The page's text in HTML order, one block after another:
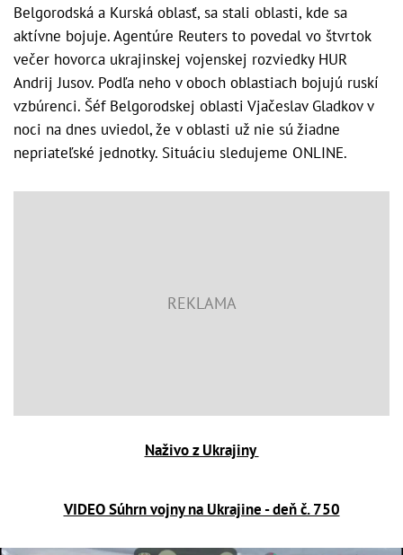
Belgorodská a Kurská oblasť, sa stali oblasti, kde sa
aktívne bojuje. Agentúre Reuters to povedal vo štvrtok
večer hovorca ukrajinskej vojenskej rozviedky HUR
Andrij Jusov. Podľa neho v oboch oblastiach bojujú ruskí
vzbúrenci. Šéf Belgorodskej oblasti Vjačeslav Gladkov v
noci na dnes uviedol, že v oblasti už nie sú žiadne
nepriateľské jednotky. Situáciu sledujeme ONLINE.
Naživo z Ukrajiny
VIDEO Súhrn vojny na Ukrajine - deň č. 750